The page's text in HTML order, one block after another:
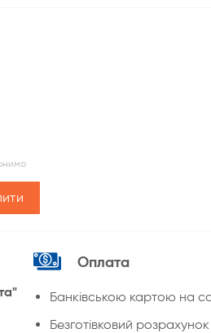
Оплата
Банківською картою на
Безготівковий